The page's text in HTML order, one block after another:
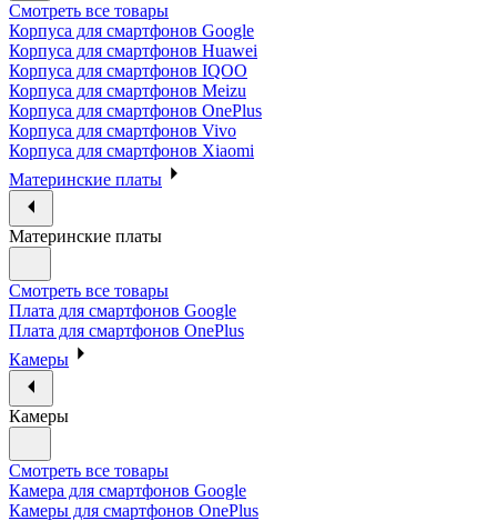
Смотреть все товары
Корпуса для смартфонов Google
Корпуса для смартфонов Huawei
Корпуса для смартфонов IQOO
Корпуса для смартфонов Meizu
Корпуса для смартфонов OnePlus
Корпуса для смартфонов Vivo
Корпуса для смартфонов Xiaomi
Материнские платы
Материнские платы
Смотреть все товары
Плата для смартфонов Google
Плата для смартфонов OnePlus
Камеры
Камеры
Смотреть все товары
Камера для смартфонов Google
Камеры для смартфонов OnePlus